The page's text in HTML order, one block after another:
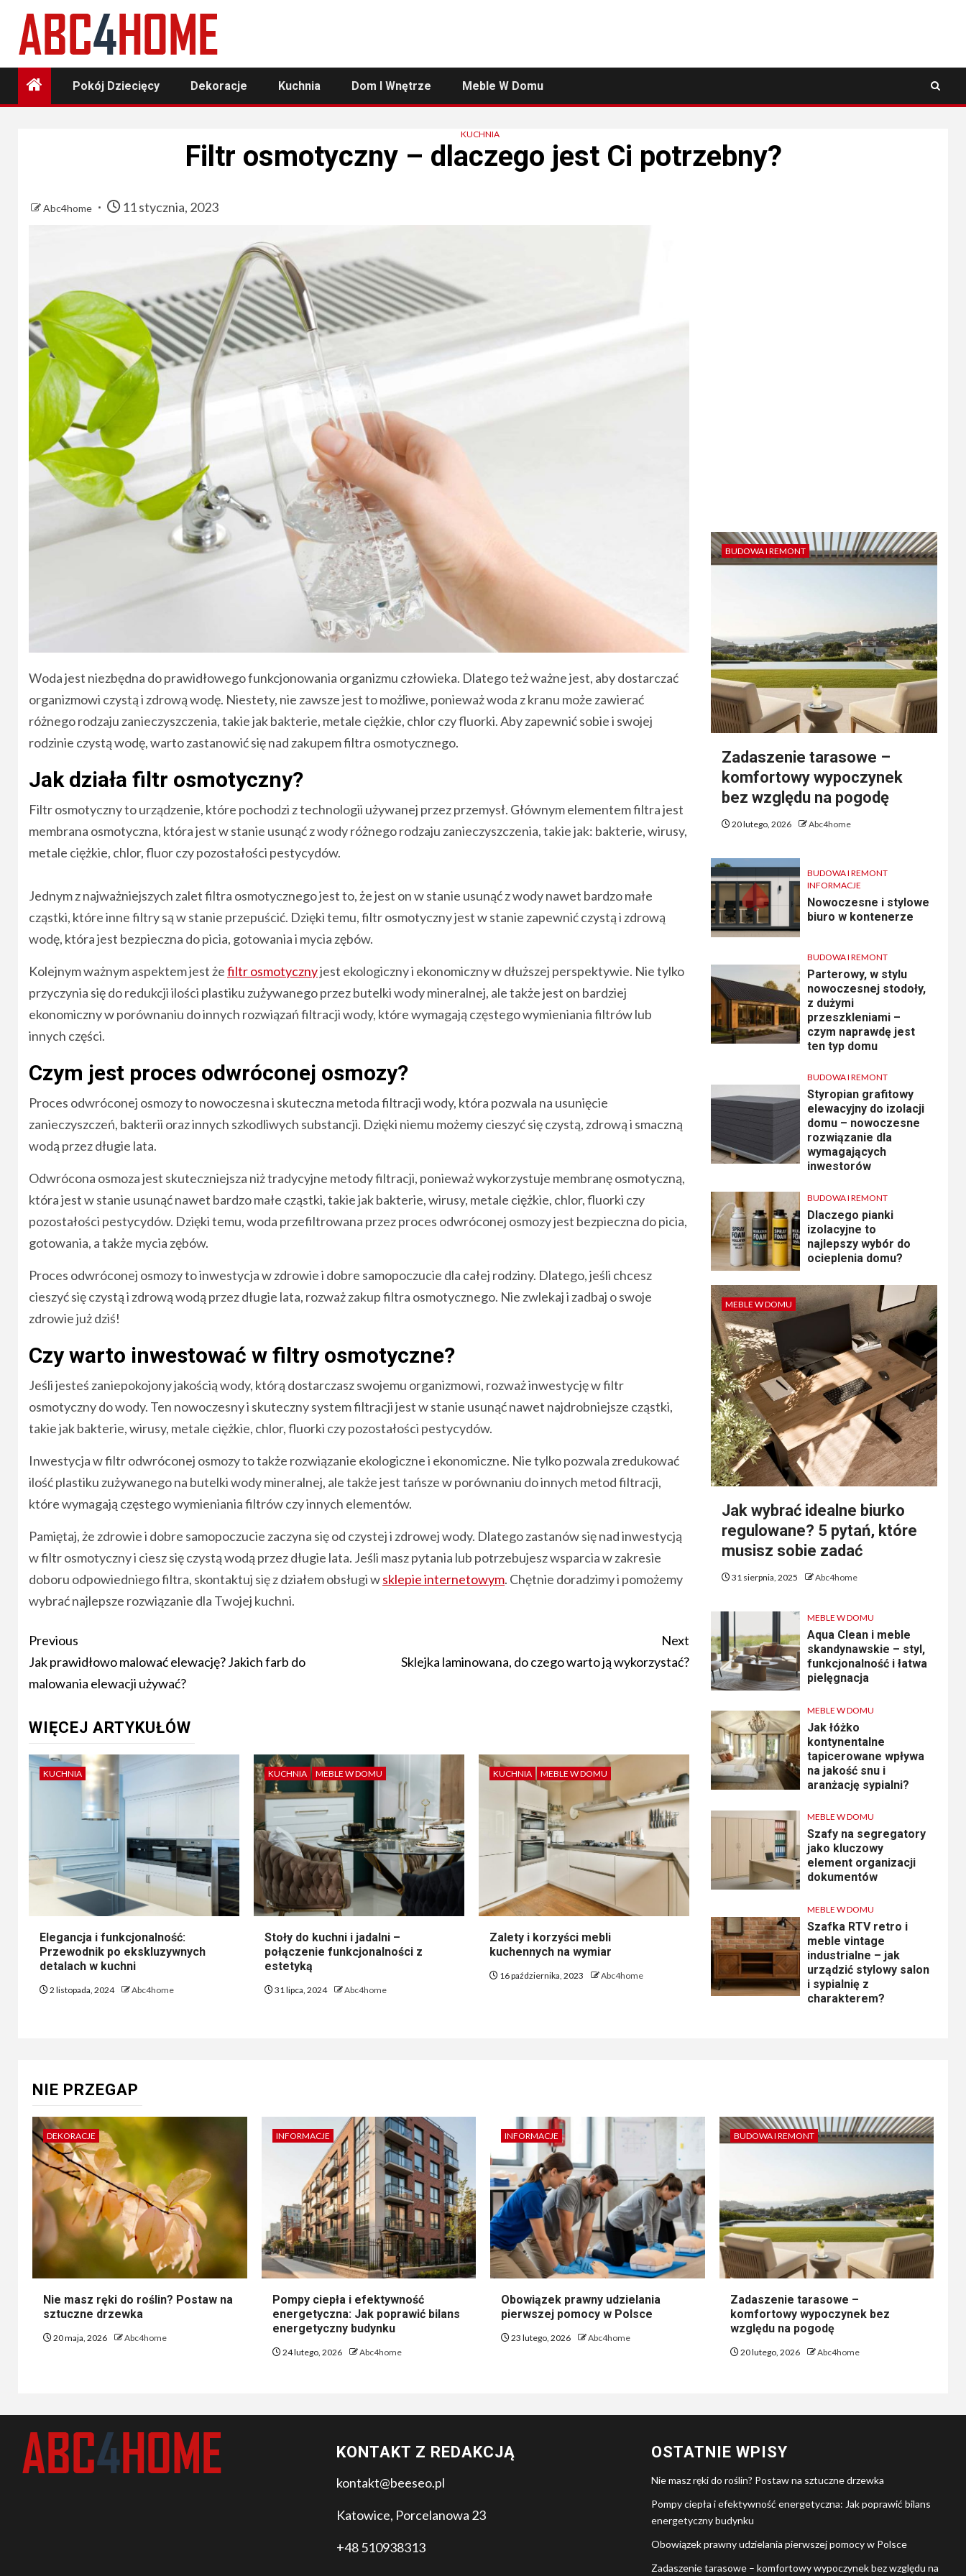
content
Pokój Dziecięcy Dekoracje Kuchnia Dom I Wnętrze Meble W Domu
KUCHNIA
Filtr osmotyczny – dlaczego jest Ci potrzebny?
Abc4home 11 stycznia, 2023
Woda jest niezbędna do prawidłowego funkcjonowania organizmu człowieka. Dlatego też ważne jest, aby dostarczać
organizmowi czystą i zdrową wodę. Niestety, nie zawsze jest to możliwe, ponieważ woda z kranu może zawierać
różnego rodzaju zanieczyszczenia, takie jak bakterie, metale ciężkie, chlor czy fluorki. Aby zapewnić sobie i swojej
rodzinie czystą wodę, warto zastanowić się nad zakupem filtra osmotycznego.
Jak działa filtr osmotyczny?
Filtr osmotyczny to urządzenie, które pochodzi z technologii używanej przez przemysł. Głównym elementem filtra jest
membrana osmotyczna, która jest w stanie usunąć z wody różnego rodzaju zanieczyszczenia, takie jak: bakterie, wirusy,
metale ciężkie, chlor, fluor czy pozostałości pestycydów.
Jednym z najważniejszych zalet filtra osmotycznego jest to, że jest on w stanie usunąć z wody nawet bardzo małe
cząstki, które inne filtry są w stanie przepuścić. Dzięki temu, filtr osmotyczny jest w stanie zapewnić czystą i zdrową
wodę, która jest bezpieczna do picia, gotowania i mycia zębów.
Kolejnym ważnym aspektem jest żefiltr osmotycznyjest ekologiczny i ekonomiczny w dłuższej perspektywie. Nie tylko
przyczynia się do redukcji ilości plastiku zużywanego przez butelki wody mineralnej, ale także jest on bardziej
ekonomiczny w porównaniu do innych rozwiązań filtracji wody, które wymagają częstego wymieniania filtrów lub
innych części.
Czym jest proces odwróconej osmozy?
Proces odwróconej osmozy to nowoczesna i skuteczna metoda filtracji wody, która pozwala na usunięcie
zanieczyszczeń, bakterii oraz innych szkodliwych substancji. Dzięki niemu możemy cieszyć się czystą, zdrową i smaczną
wodą przez długie lata.
Odwrócona osmoza jest skuteczniejsza niż tradycyjne metody filtracji, ponieważ wykorzystuje membranę osmotyczną,
która jest w stanie usunąć nawet bardzo małe cząstki, takie jak bakterie, wirusy, metale ciężkie, chlor, fluorki czy
pozostałości pestycydów. Dzięki temu, woda przefiltrowana przez proces odwróconej osmozy jest bezpieczna do picia,
gotowania, a także mycia zębów.
Proces odwróconej osmozy to inwestycja w zdrowie i dobre samopoczucie dla całej rodziny. Dlatego, jeśli chcesz
cieszyć się czystą i zdrową wodą przez długie lata, rozważ zakup filtra osmotycznego. Nie zwlekaj i zadbaj o swoje
zdrowie już dziś!
Czy warto inwestować w filtry osmotyczne?
Jeśli jesteś zaniepokojony jakością wody, którą dostarczasz swojemu organizmowi, rozważ inwestycję w filtr
osmotyczny do wody. Ten nowoczesny i skuteczny system filtracji jest w stanie usunąć nawet najdrobniejsze cząstki,
takie jak bakterie, wirusy, metale ciężkie, chlor, fluorki czy pozostałości pestycydów.
Inwestycja w filtr odwróconej osmozy to także rozwiązanie ekologiczne i ekonomiczne. Nie tylko pozwala zredukować
ilość plastiku zużywanego na butelki wody mineralnej, ale także jest tańsze w porównaniu do innych metod filtracji,
które wymagają częstego wymieniania filtrów czy innych elementów.
Pamiętaj, że zdrowie i dobre samopoczucie zaczyna się od czystej i zdrowej wody. Dlatego zastanów się nad inwestycją
w filtr osmotyczny i ciesz się czystą wodą przez długie lata. Jeśli masz pytania lub potrzebujesz wsparcia w zakresie
doboru odpowiedniego filtra, skontaktuj się z działem obsługi wsklepie internetowym. Chętnie doradzimy i pomożemy
wybrać najlepsze rozwiązanie dla Twojej kuchni.
Post
navigation
Previous
Jak prawidłowo malować elewację? Jakich farb do
malowania elewacji używać?
Next
Sklejka laminowana, do czego warto ją wykorzystać?
WIĘCEJ ARTYKUŁÓW
KUCHNIA
Elegancja i funkcjonalność:
Przewodnik po ekskluzywnych
detalach w kuchni
2 listopada, 2024 Abc4home
KUCHNIA MEBLE W DOMU
Stoły do kuchni i jadalni –
połączenie funkcjonalności z
estetyką
31 lipca, 2024 Abc4home
KUCHNIA MEBLE W DOMU
Zalety i korzyści mebli
kuchennych na wymiar
16 października, 2023 Abc4home
BUDOWA I REMONT
Zadaszenie tarasowe –
komfortowy wypoczynek
bez względu na pogodę
20 lutego, 2026 Abc4home
BUDOWA I REMONT
INFORMACJE
Nowoczesne i stylowe
biuro w kontenerze
BUDOWA I REMONT
Parterowy, w stylu
nowoczesnej stodoły,
z dużymi
przeszkleniami –
czym naprawdę jest
ten typ domu
BUDOWA I REMONT
Styropian grafitowy
elewacyjny do izolacji
domu – nowoczesne
rozwiązanie dla
wymagających
inwestorów
BUDOWA I REMONT
Dlaczego pianki
izolacyjne to
najlepszy wybór do
ocieplenia domu?
MEBLE W DOMU
Jak wybrać idealne biurko
regulowane? 5 pytań, które
musisz sobie zadać
31 sierpnia, 2025 Abc4home
MEBLE W DOMU
Aqua Clean i meble
skandynawskie – styl,
funkcjonalność i łatwa
pielęgnacja
MEBLE W DOMU
Jak łóżko
kontynentalne
tapicerowane wpływa
na jakość snu i
aranżację sypialni?
MEBLE W DOMU
Szafy na segregatory
jako kluczowy
element organizacji
dokumentów
MEBLE W DOMU
Szafka RTV retro i
meble vintage
industrialne – jak
urządzić stylowy salon
i sypialnię z
charakterem?
NIE PRZEGAP
DEKORACJE
Nie masz ręki do roślin? Postaw na
sztuczne drzewka
20 maja, 2026 Abc4home
INFORMACJE
Pompy ciepła i efektywność
energetyczna: Jak poprawić bilans
energetyczny budynku
24 lutego, 2026 Abc4home
INFORMACJE
Obowiązek prawny udzielania
pierwszej pomocy w Polsce
23 lutego, 2026 Abc4home
BUDOWA I REMONT
Zadaszenie tarasowe –
komfortowy wypoczynek bez
względu na pogodę
20 lutego, 2026 Abc4home
KONTAKT Z REDAKCJĄ
kontakt@beeseo.pl
Katowice, Porcelanowa 23
+48 510938313
OSTATNIE WPISY
Nie masz ręki do roślin? Postaw na sztuczne drzewka
Pompy ciepła i efektywność energetyczna: Jak poprawić bilans
energetyczny budynku
Obowiązek prawny udzielania pierwszej pomocy w Polsce
Zadaszenie tarasowe – komfortowy wypoczynek bez względu na